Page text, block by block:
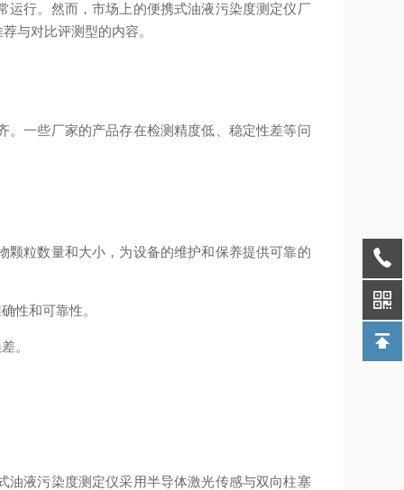
运行。然而，市场上的便携式油液污染度测定仪厂
与对比评测型的内容。
一些厂家的产品存在检测精度低、稳定性差等问
粒数量和大小，为设备的维护和保养提供可靠的
性和可靠性。
。
油液污染度测定仪采用半导体激光传感与双向柱塞